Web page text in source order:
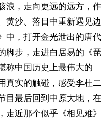
浪，走向更远的远方，作
黄沙、落日中重新遇见边
中，打开金光泄出的唐代
脚步，走进白居易的《琵
称中国历史上最伟大的
真实的触碰，感受李杜二
目最后回到中原大地，在
近那个似乎《相见难》